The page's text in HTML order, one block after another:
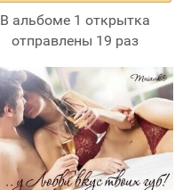
В альбоме 1 открытка
отправлены 19 раз